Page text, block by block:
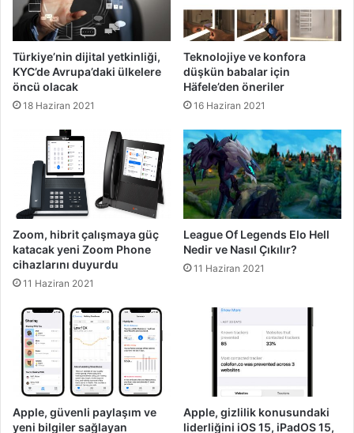
Türkiye’nin dijital yetkinliği,
KYC’de Avrupa’daki ülkelere
öncü olacak
18 Haziran 2021
Teknolojiye ve konfora
düşkün babalar için
Häfele’den öneriler
16 Haziran 2021
Zoom, hibrit çalışmaya güç
katacak yeni Zoom Phone
cihazlarını duyurdu
11 Haziran 2021
League Of Legends Elo Hell
Nedir ve Nasıl Çıkılır?
11 Haziran 2021
Apple, güvenli paylaşım ve
yeni bilgiler sağlayan
Apple, gizlilik konusundaki
liderliğini iOS 15, iPadOS 15,